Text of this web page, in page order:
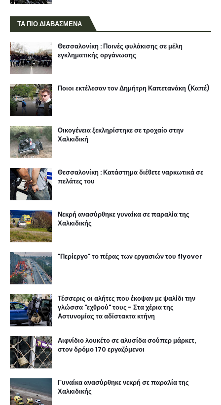
ΤΑ ΠΙΟ ΔΙΑΒΑΣΜΕΝΑ
Θεσσαλονίκη : Ποινές φυλάκισης σε μέλη
εγκληματικής οργάνωσης
Ποιοι εκτέλεσαν τον Δημήτρη Καπετανάκη (Καπέ)
Οικογένεια ξεκληρίστηκε σε τροχαίο στην
Χαλκιδική
Θεσσαλονίκη : Κατάστημα διέθετε ναρκωτικά σε
πελάτες του
Νεκρή ανασύρθηκε γυναίκα σε παραλία της
Χαλκιδικής
"Περίεργο" το πέρας των εργασιών του flyover
Τέσσερις οι αλήτες που έκοψαν με ψαλίδι την
γλώσσα "εχθρού" τους - Στα χέρια της
Αστυνομίας τα αδίστακτα κτήνη
Αιφνίδιο λουκέτο σε αλυσίδα σούπερ μάρκετ,
στον δρόμο 170 εργαζόμενοι
Γυναίκα ανασύρθηκε νεκρή σε παραλία της
Χαλκιδικής